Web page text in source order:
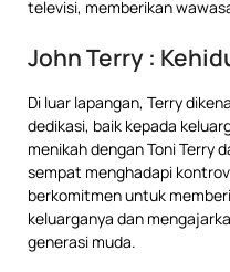
televisi, memberikan
John Terry :
Di luar lapangan, Terry
dedikasi, baik kepada
menikah dengan Toni Terry
sempat menghadapi
berkomitmen untuk
keluarganya dan
generasi muda.